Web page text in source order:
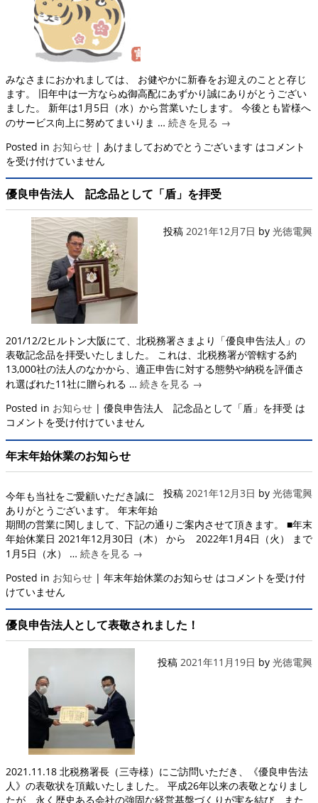
みなさまにおかれましては、 お健やかに新春をお迎えのことと存じ
ます。 旧年中は一方ならぬ御高配にあずかり誠にありがとうござい
ました。 新年は1月5日（水）から営業いたします。 今後とも皆様へ
のサービス向上に努めてまいりま … 続きを見る →
Posted in お知らせ | あけましておめでとうございます はコメント
を受け付けていません
優良申告法人 記念品として「盾」を拝受
投稿 2021年12月7日 by 光徳電興
201/12/2ヒルトン大阪にて、北税務署さまより「優良申告法人」の
表敬記念品を拝受いたしました。 これは、北税務署が管轄する約
13,000社の法人のなかから、適正申告に対する態勢や納税を評価さ
れ選ばれた11社に贈られる … 続きを見る →
Posted in お知らせ | 優良申告法人 記念品として「盾」を拝受 は
コメントを受け付けていません
年末年始休業のお知らせ
投稿 2021年12月3日 by 光徳電興
今年も当社をご愛顧いただき誠に
ありがとうございます。 年末年始
期間の営業に関しまして、下記の通りご案内させて頂きます。 ■年末
年始休業日 2021年12月30日（木） から 2022年1月4日（火） まで
1月5日（水） … 続きを見る →
Posted in お知らせ | 年末年始休業のお知らせ はコメントを受け付
けていません
優良申告法人として表敬されました！
投稿 2021年11月19日 by 光徳電興
2021.11.18 北税務署長（三寺様）にご訪問いただき、《優良申告法
人》の表敬状を頂戴いたしました。 平成26年以来の表敬となりまし
たが、永く歴史ある会社の強固な経営基盤づくりが実を結び、また